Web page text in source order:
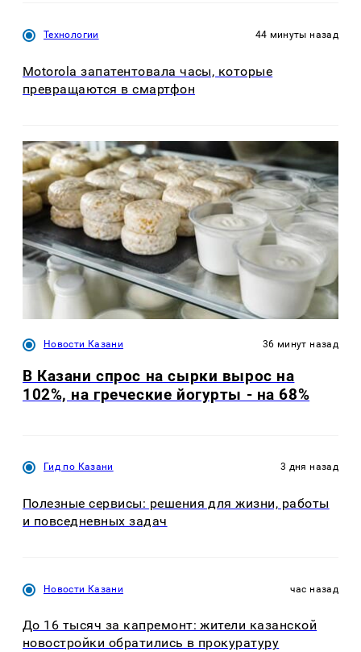
Технологии 44 минуты назад
Motorola запатентовала часы, которые
превращаются в смартфон
Новости Казани 36 минут назад
В Казани спрос на сырки вырос на
102%, на греческие йогурты - на 68%
Гид по Казани 3 дня назад
Полезные сервисы: решения для жизни, работы
и повседневных задач
Новости Казани час назад
До 16 тысяч за капремонт: жители казанской
новостройки обратились в прокуратуру